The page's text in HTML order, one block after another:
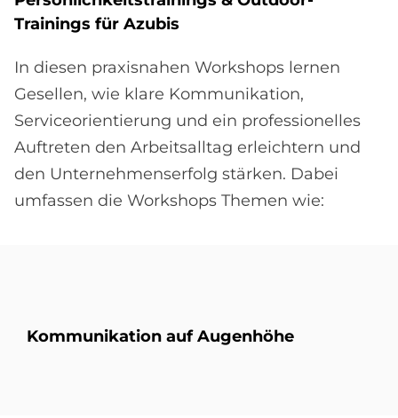
Trai­nin­gs für Azu­bis
In diesen praxisnahen Workshops lernen
Gesellen, wie klare Kommunikation,
Serviceorientierung und ein professionelles
Auftreten den Arbeitsalltag erleichtern und
den Unternehmenserfolg stärken. Dabei
umfassen die Workshops Themen wie:
Kommunikation auf Augenhöhe